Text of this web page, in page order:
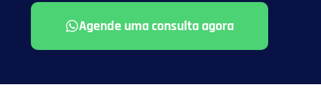
Agende uma consulta agora